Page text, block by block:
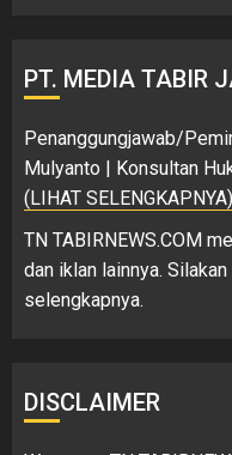
PT. MEDIA TABIR
Penanggungjawab/
Mulyanto | Konsultan
(LIHAT SELENGKAPNYA)
TN TABIRNEWS.COM
dan iklan lainnya.
selengkapnya.
DISCLAIMER